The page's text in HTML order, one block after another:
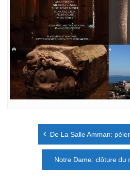
Navigation
De La Salle Amman:
Notre Dame: clôture du